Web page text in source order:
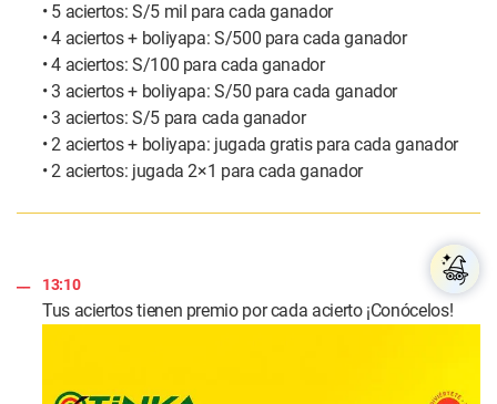
• 5 aciertos: S/5 mil para cada ganador
• 4 aciertos + boliyapa: S/500 para cada ganador
• 4 aciertos: S/100 para cada ganador
• 3 aciertos + boliyapa: S/50 para cada ganador
• 3 aciertos: S/5 para cada ganador
• 2 aciertos + boliyapa: jugada gratis para cada ganador
• 2 aciertos: jugada 2×1 para cada ganador
13:10
Tus aciertos tienen premio por cada acierto ¡Conócelos!